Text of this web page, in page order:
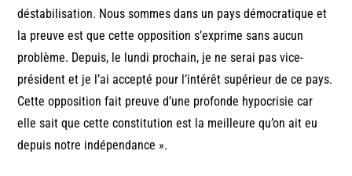
déstabilisation. Nous sommes dans un pays démocratique et
la preuve est que cette opposition s’exprime sans aucun
problème. Depuis, le lundi prochain, je ne serai pas vice-
président et je l’ai accepté pour l’intérêt supérieur de ce pays.
Cette opposition fait preuve d’une profonde hypocrisie car
elle sait que cette constitution est la meilleure qu’on ait eu
depuis notre indépendance ».